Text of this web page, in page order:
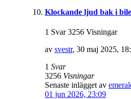
Klockande ljud bak i
1 Svar 3256 Visningar
av svestr, 30 maj 2025,
1 Svar
3256 Visningar
Senaste inlägget av
01 jun 2026, 23:09